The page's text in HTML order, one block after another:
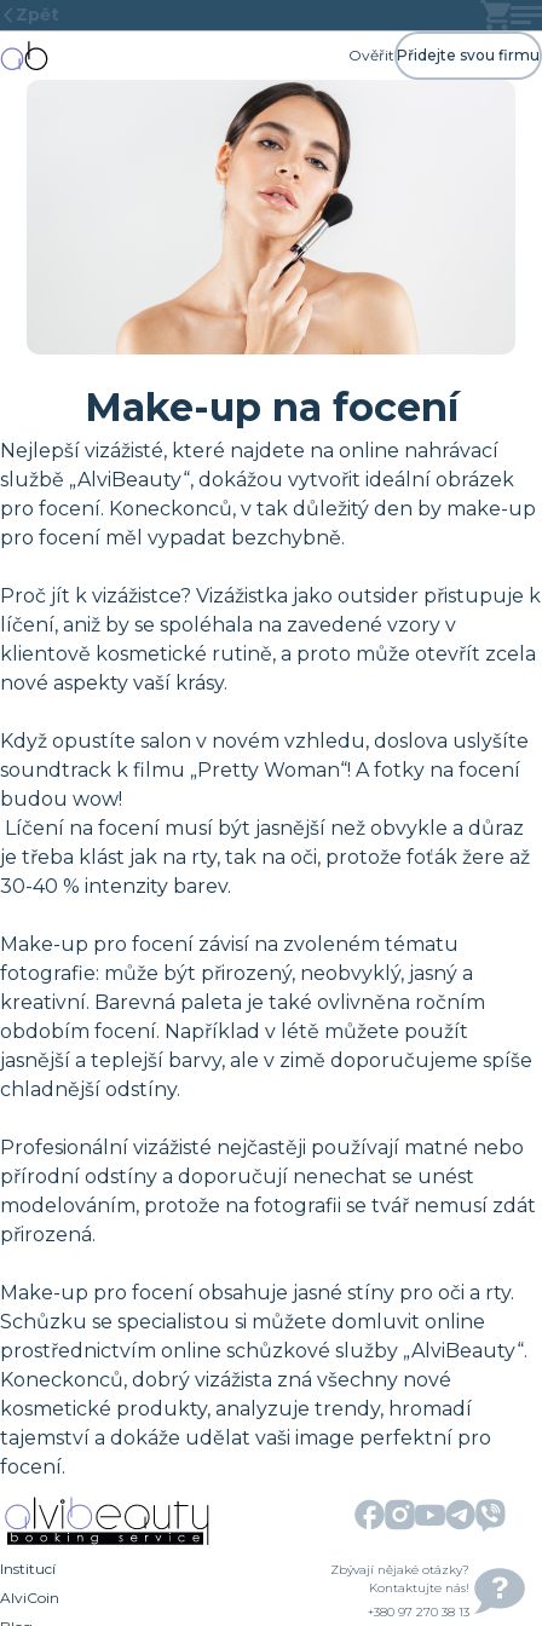
Zpět
Ověřit Přidejte svou firmu
Make-up na focení
Nejlepší vizážisté, které najdete na online nahrávací
službě „AlviBeauty“, dokážou vytvořit ideální obrázek
pro focení. Koneckonců, v tak důležitý den by make-up
pro focení měl vypadat bezchybně.
Proč jít k vizážistce? Vizážistka jako outsider přistupuje k
líčení, aniž by se spoléhala na zavedené vzory v
klientově kosmetické rutině, a proto může otevřít zcela
nové aspekty vaší krásy.
Když opustíte salon v novém vzhledu, doslova uslyšíte
soundtrack k filmu „Pretty Woman“! A fotky na focení
budou wow!
Líčení na focení musí být jasnější než obvykle a důraz
je třeba klást jak na rty, tak na oči, protože foťák žere až
30-40 % intenzity barev.
Make-up pro focení závisí na zvoleném tématu
fotografie: může být přirozený, neobvyklý, jasný a
kreativní. Barevná paleta je také ovlivněna ročním
obdobím focení. Například v létě můžete použít
jasnější a teplejší barvy, ale v zimě doporučujeme spíše
chladnější odstíny.
Profesionální vizážisté nejčastěji používají matné nebo
přírodní odstíny a doporučují nenechat se unést
modelováním, protože na fotografii se tvář nemusí zdát
přirozená.
Make-up pro focení obsahuje jasné stíny pro oči a rty.
Schůzku se specialistou si můžete domluvit online
prostřednictvím online schůzkové služby „AlviBeauty“.
Koneckonců, dobrý vizážista zná všechny nové
kosmetické produkty, analyzuje trendy, hromadí
tajemství a dokáže udělat vaši image perfektní pro
focení.
Institucí
AlviCoin
Zbývají nějaké otázky?
Kontaktujte nás!
+380 97 270 38 13